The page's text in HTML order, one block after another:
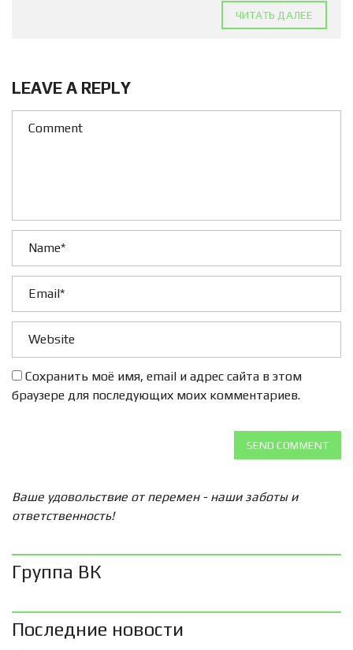
ЧИТАТЬ ДАЛЕЕ
LEAVE A REPLY
Сохранить моё имя, email и адрес сайта в этом
браузере для последующих моих комментариев.
SEND COMMENT
Ваше удовольствие от перемен - наши заботы и
ответственность!
Группа ВК
Последние новости